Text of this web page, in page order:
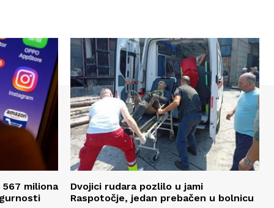
miliona
Dvojici rudara pozlilo u jami
Raspotočje, jedan prebačen u bolnicu